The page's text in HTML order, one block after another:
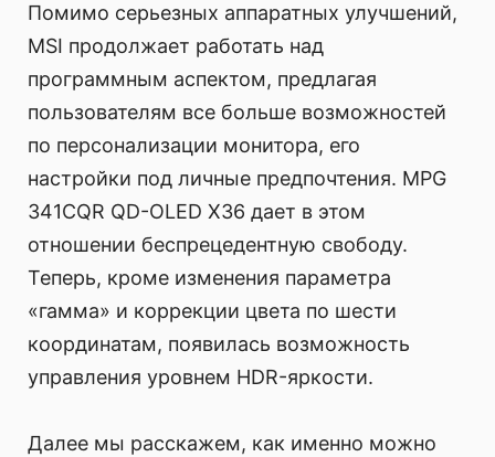
Помимо серьезных аппаратных улучшений,
MSI продолжает работать над
программным аспектом, предлагая
пользователям все больше возможностей
по персонализации монитора, его
настройки под личные предпочтения. MPG
341CQR QD-OLED X36 дает в этом
отношении беспрецедентную свободу.
Теперь, кроме изменения параметра
«гамма» и коррекции цвета по шести
координатам, появилась возможность
управления уровнем HDR-яркости.
Далее мы расскажем, как именно можно